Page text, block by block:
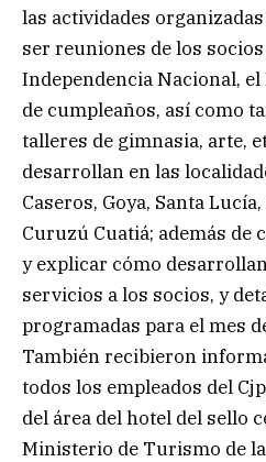
las actividades
ser reuniones de los
Independencia Nacional,
de cumpleaños, así como
talleres de gimnasia, arte,
desarrollan en las
Caseros, Goya, Santa
Curuzú Cuatiá; además
y explicar cómo
servicios a los socios, y
programadas para el mes
También recibieron
todos los empleados del
del área del hotel del sello
Ministerio de Turismo de